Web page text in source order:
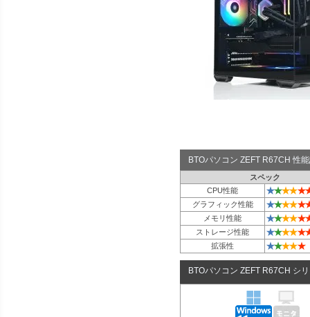
BTOパソコン ZEFT R67CH 性
スペック
CPU性能
★★★★★
グラフィック性能 ★★★★★
メモリ性能 ★★★★★
ストレージ性能 ★★★★★
拡張性 ★★★★★
BTOパソコン ZEFT R67CH シ